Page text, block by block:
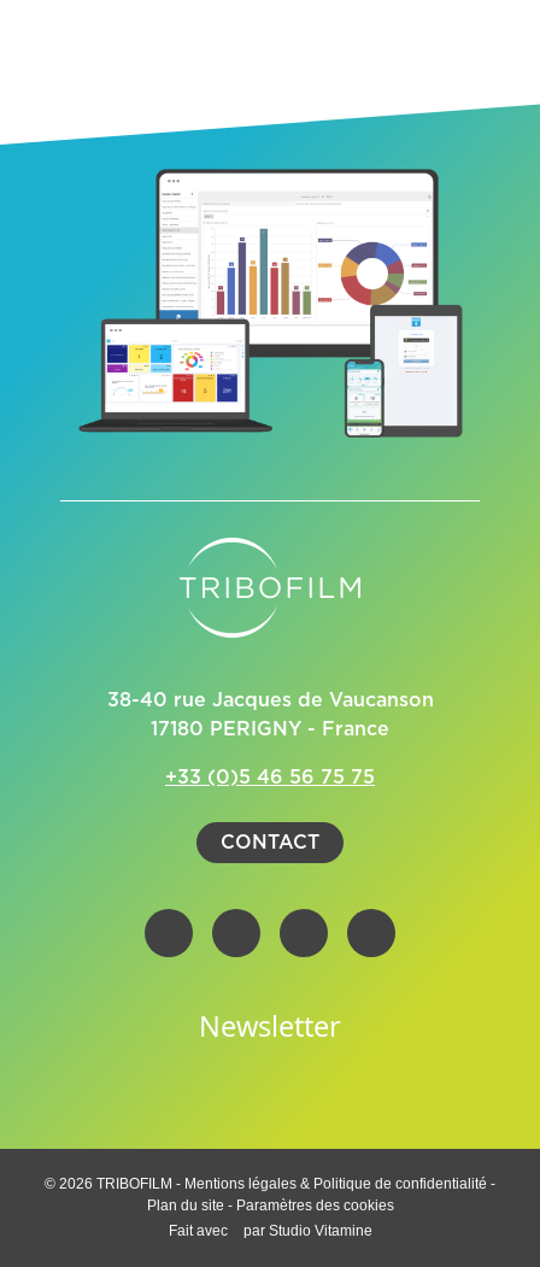
38-40 rue Jacques de Vaucanson
17180 PERIGNY - France
+33 (0)5 46 56 75 75
CONTACT
Newsletter
© 2026 TRIBOFILM - Mentions légales & Politique de confidentialité -
Plan du site - Paramètres des cookies
Fait avec
par Studio Vitamine